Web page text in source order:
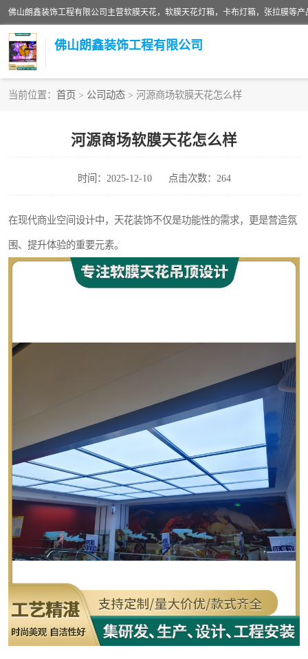
佛山朗鑫装饰工程有限公司
当前位置： 首页 > 公司动态 > 河源商场软膜天花怎么样
河源商场软膜天花怎么样
时间：2025-12-10 点击次数：264
在现代商业空间设计中，天花装饰不仅是功能性的需求，更是营造氛
围、提升体验的重要元素。